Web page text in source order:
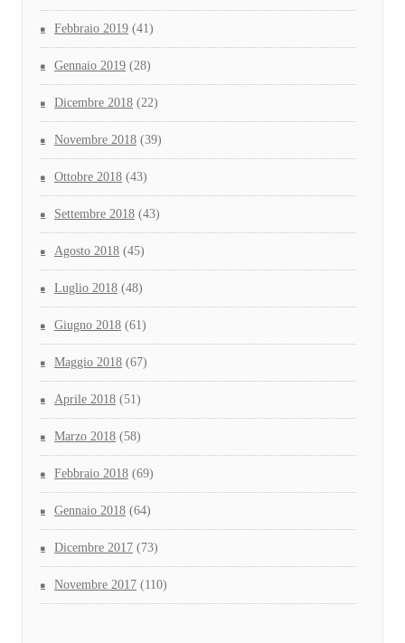
Febbraio 2019 (41)
Gennaio 2019 (28)
Dicembre 2018 (22)
Novembre 2018 (39)
Ottobre 2018 (43)
Settembre 2018 (43)
Agosto 2018 (45)
Luglio 2018 (48)
Giugno 2018 (61)
Maggio 2018 (67)
Aprile 2018 (51)
Marzo 2018 (58)
Febbraio 2018 (69)
Gennaio 2018 (64)
Dicembre 2017 (73)
Novembre 2017 (110)